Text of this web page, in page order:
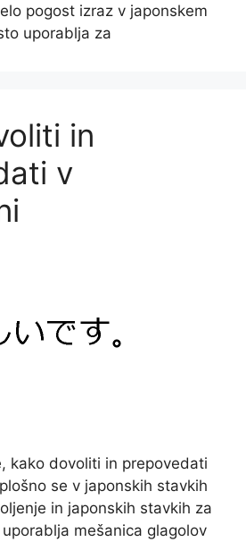
pogost izraz v japonskem
uporablja za
in
v
kako dovoliti in prepovedati
se v japonskih stavkih
in japonskih stavkih za
mešanica glagolov